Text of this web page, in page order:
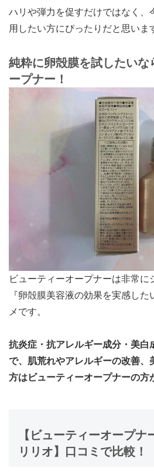
ハリや弾力を促すだけではなく、
用したい方にぴったりだと思いま
純粋に卵殻膜を試したいな
ープナー！
ビューティーオープナーは非常に
『卵殻膜美容液の効果を実感し
メ です。
抗炎症・抗アレルギー成分・美白
で、肌荒れやアレルギーの改善、
方はビューティーオープナーの方
【ビューティーオープナ
リリオ】口コミで比較！